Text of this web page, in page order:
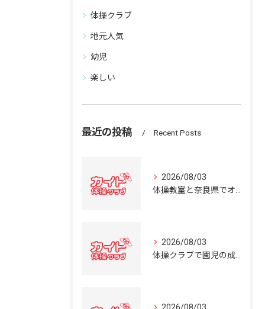
体操クラブ
地元人気
幼児
楽しい
最近の投稿 Recent Posts
2026/08/03
2026/08/03